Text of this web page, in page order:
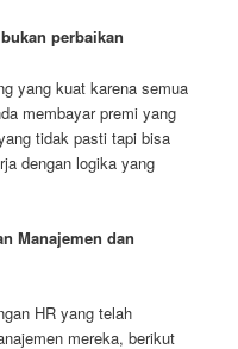
perbaikan
yang kuat karena semua
membayar premi yang
tidak pasti tapi bisa
dengan logika yang
Manajemen dan
HR yang telah
mereka, berikut